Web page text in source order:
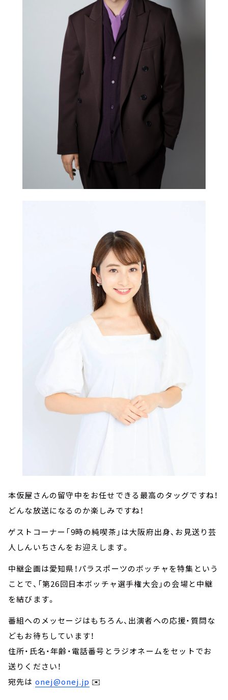
本仮屋さんの留守中をお任せできる最高のタッグですね！
どんな放送になるのか楽しみですね！
ゲストコーナー「9時の純喫茶」は大阪府出身、お見送り芸
人しんいちさんをお迎えします。
中継企画は愛知県！パラスポーツのボッチャを特集という
ことで、「第26回日本ボッチャ選手権大会」の会場と中継
を結びます。
番組へのメッセージはもちろん、出演者への応援・質問な
どもお待ちしています！
住所・氏名・年齢・電話番号とラジオネームをセットでお
送りください！
宛先は onej@onej.jp ✉️